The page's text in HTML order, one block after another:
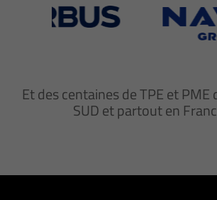
Et des centaines de TPE et PME
SUD et partout en